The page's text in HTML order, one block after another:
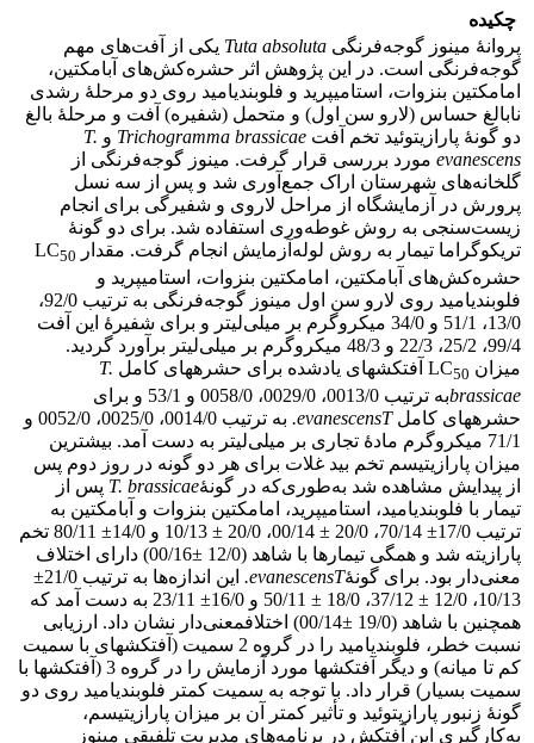
چکیده
پروانۀ مینوز گوجه‌فرنگی Tuta absoluta یکی از آفت‌های مهم
گوجه‌فرنگی است. در این پژوهش اثر حشره‌کش‌های آبامکتین،
امامکتین بنزوات، استامیپرید و فلوبندیامید روی دو مرحلۀ رشدی
نابالغ حساس (لارو سن اول) و متحمل (شفیره) آفت و مرحلۀ بالغ
دو گونۀ پارازیتوئید تخم آفت
Trichogramma brassicae و T.
evanescens مورد بررسی قرار گرفت. مینوز گوجه‌فرنگی از
گلخانه‌های شهرستان اراک جمع‌آوری شد و پس از سه نسل
پرورش در آزمایشگاه از مراحل لاروی و شفیرگی برای انجام
زیست‌سنجی به روش غوطه‌وری استفاده شد. برای دو گونۀ
تریکوگراما تیمار به روش لوله‌آزمایش انجام گرفت. مقدار LC
50
حشره‌کش‌های آبامکتین، امامکتین بنزوات، استامیپرید و
فلوبندیامید روی لارو سن اول مینوز گوجه‌فرنگی به ترتیب 92/0،
13/0، 51/1 و 34/0 میکروگرم بر میلی‌لیتر و برای شفیرۀ این آفت
99/4، 25/2، 22/3 و 48/3 میکروگرم بر میلی‌لیتر برآورد گردید.
میزان LC 50 آفت‏کش‏های یادشده برای حشره‏های کامل T.
brassicae
به ترتیب 0013/0، 0029/0، 0058/0 و 53/1 و برای
حشره‏های کامل evanescensT.
به ترتیب 0014/0، 0025/0، 0052/0 و
71/1 میکروگرم مادۀ تجاری بر میلی‌لیتر به دست آمد. بیشترین
میزان پارازیتیسم تخم بید غلات برای هر دو گونه در روز دوم پس
از پیدایش مشاهده شد به‌طوری‌که در گونۀT. brassicae پس از
تیمار با فلوبندیامید، استامیپرید، امامکتین بنزوات و آبامکتین به
ترتیب 17/0± 70/14، 20/0 ± 00/14، 20/0 ± 10/13 و 14/0± 80/11 تخم
پارازیته شد و همگی تیمارها با شاهد (12/0 ±00/16) دارای اختلاف
معنی‌دار بود. برای گونۀ evanescensT.
این اندازه‌ها به ترتیب 21/0±
10/13، 12/0 ± 37/12، 18/0 ± 50/11 و 16/0± 23/11 به دست آمد که
همچنین با شاهد (19/0 ±00/14) اختلافمعنی‌دار نشان داد. ارزیابی
نسبت خطر، فلوبندیامید را در گروه 2 سمیت (آفت‏کش‏های با سمیت
کم تا میانه) و دیگر آفت‏کش‏ها مورد آزمایش را در گروه 3 (آفت‏کش‏ها با
سمیت بسیار) قرار داد. با توجه به سمیت کمتر فلوبندیامید روی دو
گونۀ زنبور پارازیتوئید و تأثیر کمتر آن بر میزان پارازیتیسم،
به‌کارگیری این آفت‏کش در برنامه‌های مدیریت تلفیقی مینوز